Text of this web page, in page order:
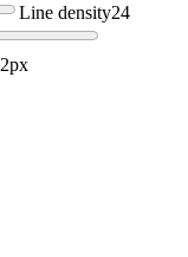
Line density24
2px